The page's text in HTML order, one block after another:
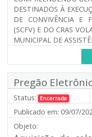
DESTINADOS À
DE CONVIVÊNCIA E
(SCFV) E DO CRAS
MUNICIPAL DE
Pregão
Status: Encerrada
Publicado em: 09/07/
Objeto: